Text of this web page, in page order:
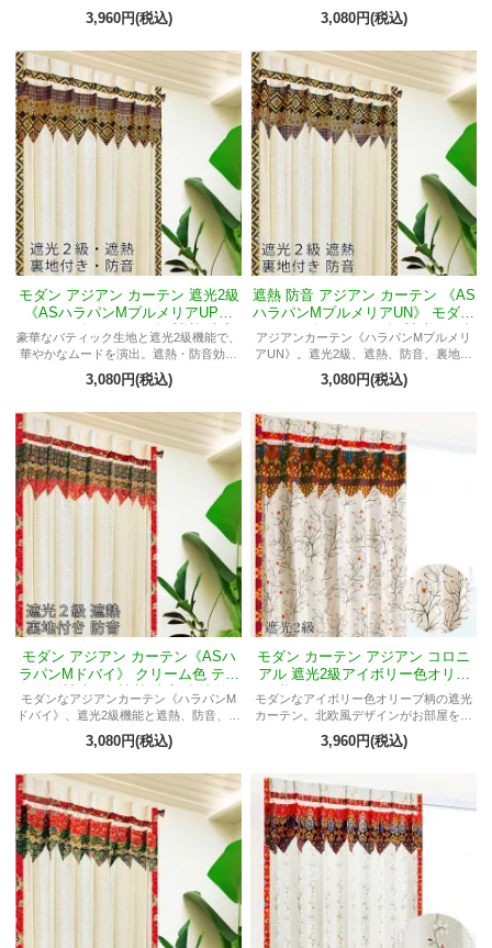
ニアルテイストでお部屋をモノトーンコ
ーデに。女性の部屋からリビングまで幅
け簡単。
3,960円(税込)
地付きの優れた機能性。使いやすさも兼
ね備えたハイクオリティなモダンカーテ
3,080円(税込)
モダン アジアン カーテン 遮光2級
《ASハラパンMプルメリアUP》
クリーム色 ティアラ柄 遮熱 防音
裏地付き
豪華なバティック生地と遮光2級機能で、
華やかなムードを演出。遮熱・防音効果
も。ラクチン取り付けで上質な空間を。
3,080円(税込)
遮熱 防音 アジアン カーテン 《AS
ハラパンMプルメリアUN》 モダン
クリーム色 ティアラ柄 遮光2級 裏
地付き
アジアンカーテン《ハラパンMプルメリ
アUN》。遮光2級、遮熱、防音、裏地付
き。豪華なティアラ柄とプルメリア模様
が空間に立体感を。
3,080円(税込)
モダン アジアン カーテン《ASハ
ラパンMドバイ》 クリーム色 ティ
アラ柄 遮光2級 遮熱 防音 裏地付き
モダンなアジアンカーテン《ハラパンM
ドバイ》、遮光2級機能と遮熱、防音、裏
地付き。バリ島から直輸入したバティッ
ク製フリルが上品な雰囲気を演出。豪華
3,080円(税込)
モダン カーテン アジアン コロニ
アル 遮光2級アイボリー色オリー
ブ柄《ASナッツMイカット》
モダンなアイボリー色オリーブ柄の遮光
カーテン。北欧風デザインがお部屋を彩
り、形状記憶加工でシルエット美しい。
注目のアジアンカーテン。
3,960円(税込)